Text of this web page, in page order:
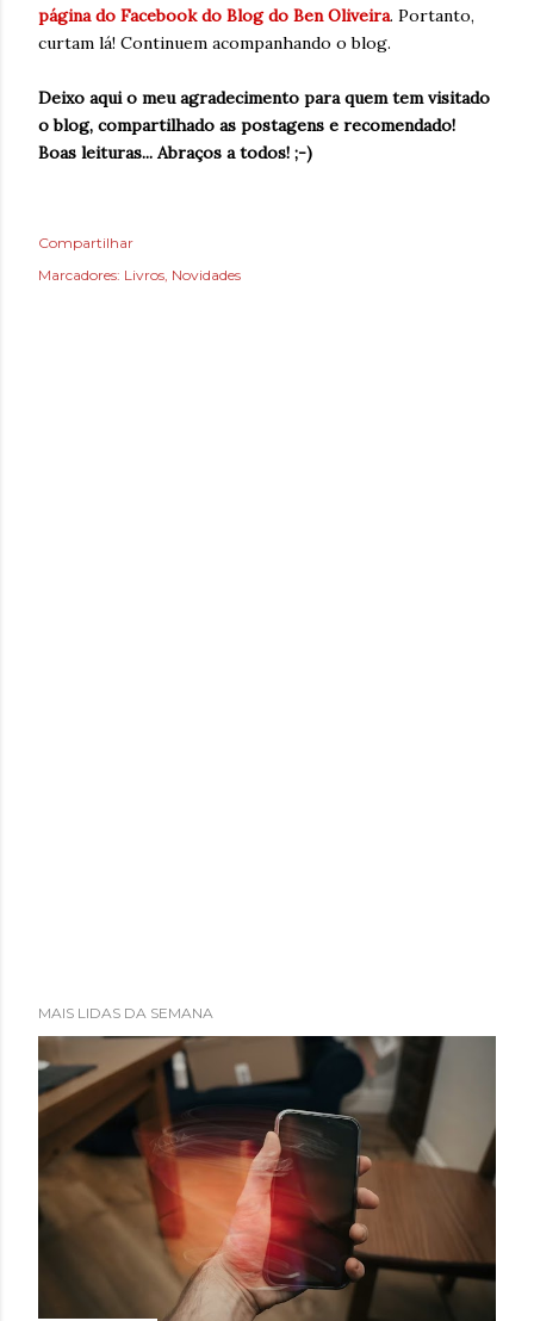
página do Facebook do Blog do Ben Oliveira. Portanto,
curtam lá! Continuem acompanhando o blog.
Deixo aqui o meu agradecimento para quem tem visitado
o blog, compartilhado as postagens e recomendado!
Boas leituras... Abraços a todos! ;-)
Compartilhar
Marcadores: Livros Novidades
MAIS LIDAS DA SEMANA